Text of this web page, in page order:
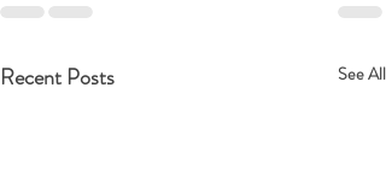
Recent Posts See All